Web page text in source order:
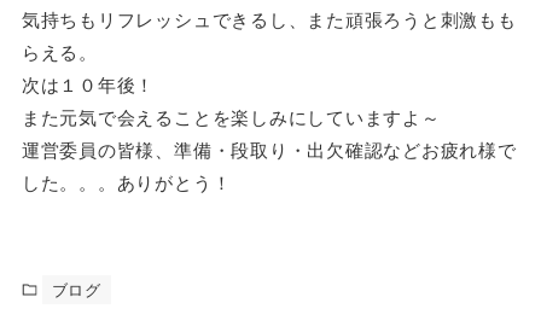
気持ちもリフレッシュできるし、また頑張ろうと刺激もも
らえる。
次は１０年後！
また元気で会えることを楽しみにしていますよ～
運営委員の皆様、準備・段取り・出欠確認などお疲れ様で
した。。。ありがとう！
ブログ